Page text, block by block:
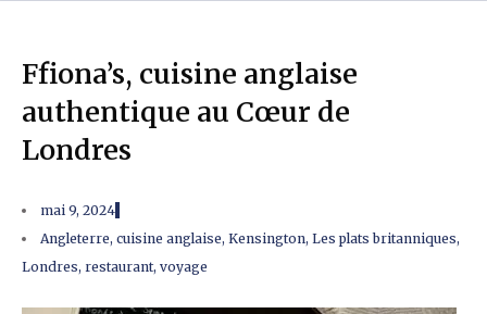
Ffiona’s, cuisine anglaise
authentique au Cœur de
Londres
mai 9, 2024
Angleterre, cuisine anglaise, Kensington, Les plats britanniques,
Londres, restaurant, voyage